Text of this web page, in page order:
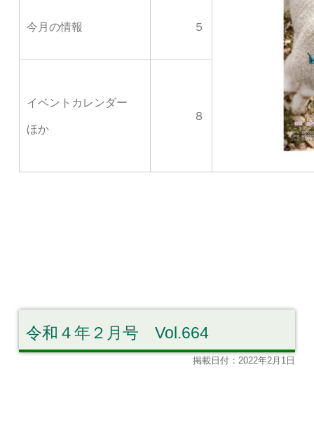
今月の情報 ５
イベントカレンダー
ほか
８
令和４年２月号 Vol.664
掲載日付：2022年2月1日